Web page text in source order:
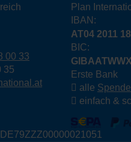
00 33
35
Plan
IBAN:
AT04 2011
BIC:
Erste Bank
alle
einfach &